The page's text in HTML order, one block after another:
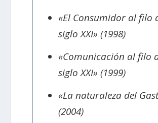
«El Consumidor al filo
siglo XXI» (1998)
«Comunicación al filo
siglo XXI» (1999)
«La naturaleza del
(2004)